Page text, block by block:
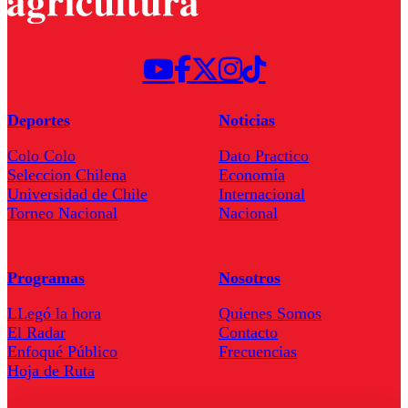
Deportes
Colo Colo
Seleccion Chilena
Universidad de Chile
Torneo Nacional
Noticias
Dato Practico
Economía
Internacional
Nacional
Programas
LLegó la hora
El Radar
Enfoqué Público
Hoja de Ruta
Nosotros
Quienes Somos
Contacto
Frecuencias